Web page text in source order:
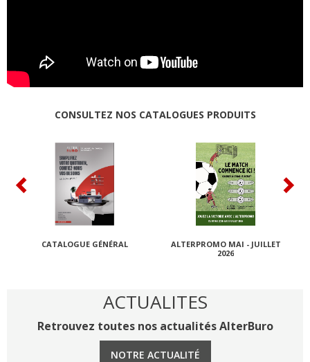
CONSULTEZ NOS CATALOGUES PRODUITS
CATALOGUE GÉNÉRAL
ALTERPROMO MAI - JUILLET
2026
ACTUALITES
Retrouvez toutes nos actualités AlterBuro
NOTRE ACTUALITÉ